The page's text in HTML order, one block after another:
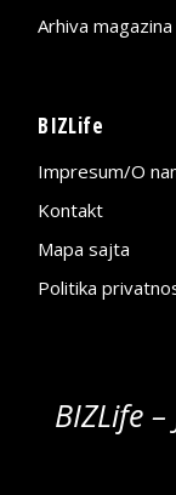
Arhiva magazina
BIZLife
Impresum/O
Kontakt
Mapa sajta
Politika
BIZLife